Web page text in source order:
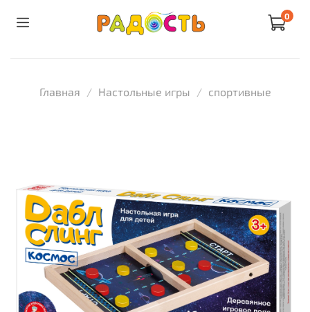
0
Главная Настольные игры спортивные